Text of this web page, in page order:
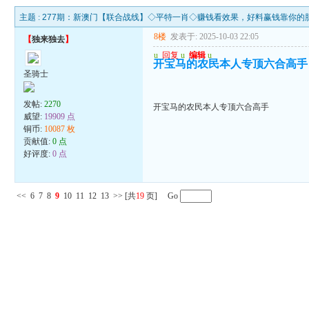
主题 :277期：新澳门【联合战线】◇平特一肖◇赚钱看效果，好料赢钱靠你的
【独来独去】
圣骑士
发帖:2270
威望: 19909 点
铜币: 10087 枚
贡献值:0 点
好评度:0 点
8楼 发表于: 2025-10-03 22:05
u 回复 u 编辑 u
开宝马的农民本人专顶六合高手
开宝马的农民本人专顶六合高手
<< 6 7 8 9 10 11 12 13 >> [共19 页] Go